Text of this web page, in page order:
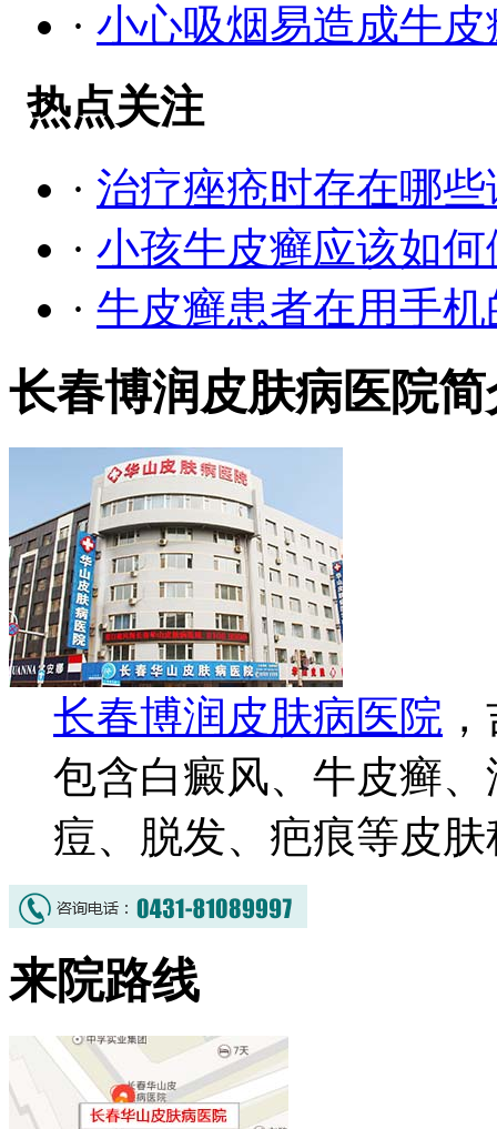
· 小心吸烟易造成牛
热点关注
· 治疗痤疮时存在哪
· 小孩牛皮癣应该如
· 牛皮癣患者在用手
长春博润皮肤病医院简
长春博润皮肤病医院
包含白癜风、牛皮癣
痘、脱发、疤痕等皮
来院路线